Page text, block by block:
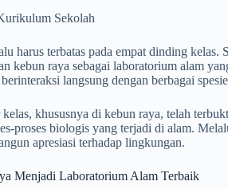
Sekolah
harus terbatas pada empat dinding
kebun raya sebagai laboratorium alam
langsung dengan berbagai
khususnya di kebun raya, telah
proses biologis yang terjadi di alam.
apresiasi terhadap lingkungan.
Menjadi Laboratorium Alam Terbaik